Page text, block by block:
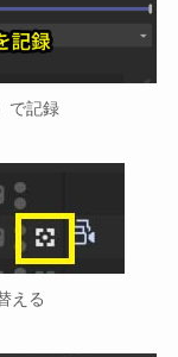
で記録
える